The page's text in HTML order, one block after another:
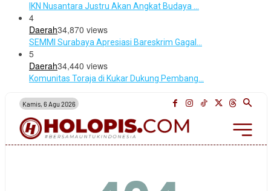
IKN Nusantara Justru Akan Angkat Budaya …
4
Daerah34,870 views
SEMMI Surabaya Apresiasi Bareskrim Gagal…
5
Daerah34,440 views
Komunitas Toraja di Kukar Dukung Pembang…